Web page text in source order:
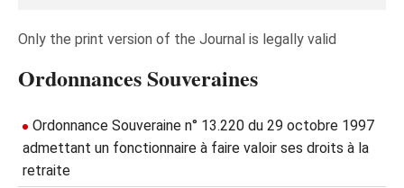
Only the print version of the Journal is legally valid
Ordonnances Souveraines
Ordonnance Souveraine n° 13.220 du 29 octobre 1997
admettant un fonctionnaire à faire valoir ses droits à la
retraite